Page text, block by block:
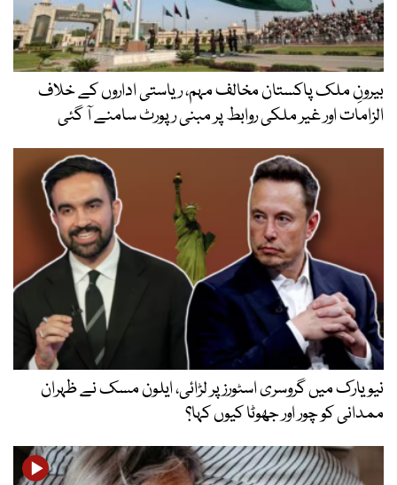
بیرونِ ملک پاکستان مخالف مہم، ریاستی اداروں کے خلاف
الزامات اور غیر ملکی روابط پر مبنی رپورٹ سامنے آ گئی
نیویارک میں گروسری اسٹورز پر لڑائی، ایلون مسک نے ظہران
ممدانی کو چور اور جھوٹا کیوں کہا؟